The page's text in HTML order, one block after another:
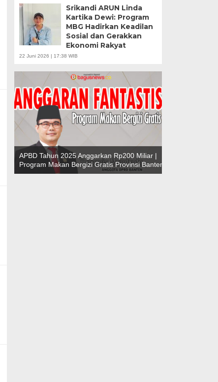
Srikandi ARUN Linda
Kartika Dewi: Program
MBG Hadirkan Keadilan
Sosial dan Gerakkan
Ekonomi Rakyat
22 Juni 2026 | 17:38 WIB
APBD Tahun 2025 Anggarkan Rp200 Miliar |
Program Makan Bergizi Gratis Provinsi Banten